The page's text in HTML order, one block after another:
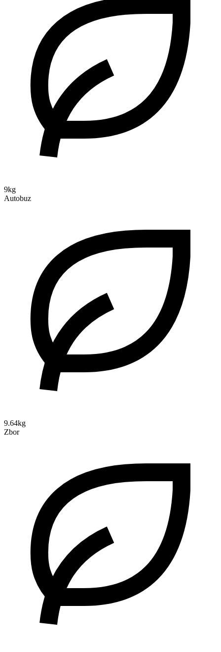
9kg
Autobuz
9.64kg
Zbor